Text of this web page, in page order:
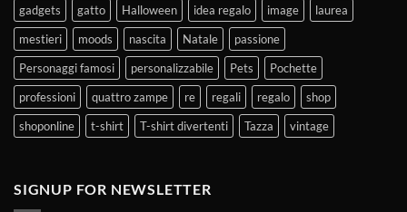
gadgets
gatto Halloween idea regalo image
laurea
mestieri
moods nascita Natale
passione
Personaggi famosi
personalizzabile Pets
Pochette
professioni
quattro zampe re regali regalo
shop
shoponline
t-shirt T-shirt divertenti Tazza vintage
SIGNUP FOR NEWSLETTER